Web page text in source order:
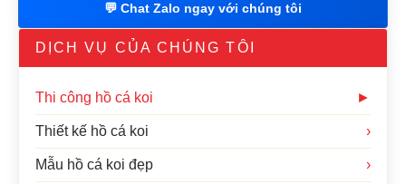
💬 Chat Zalo ngay với chúng tôi
DỊCH VỤ CỦA CHÚNG TÔI
Thi công hồ cá koi ►
Thiết kế hồ cá koi ›
Mẫu hồ cá koi đẹp ›